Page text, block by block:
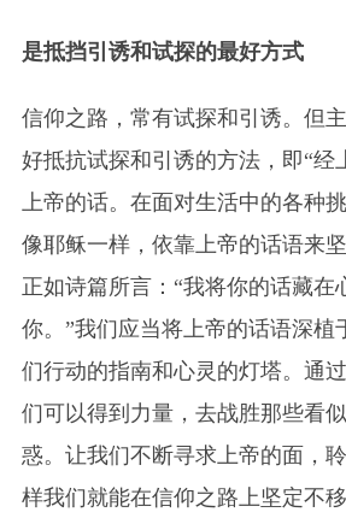
是抵挡引诱和试探的最好方式
信仰之路，常有试探和引诱。但
好抵抗试探和引诱的方法，即“经
上帝的话。在面对生活中的各种
像耶稣一样，依靠上帝的话语来
正如诗篇所言：“我将你的话藏在
你。”我们应当将上帝的话语深植
们行动的指南和心灵的灯塔。通
们可以得到力量，去战胜那些看
惑。让我们不断寻求上帝的面，
样我们就能在信仰之路上坚定不移